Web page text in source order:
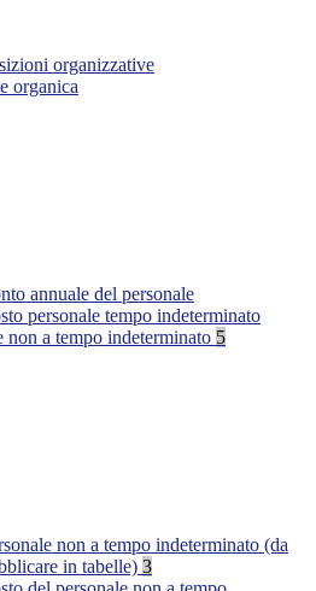
organizzative
organica
annuale del personale
personale tempo indeterminato
non a tempo indeterminato 5
non a tempo indeterminato (da
in tabelle) 3